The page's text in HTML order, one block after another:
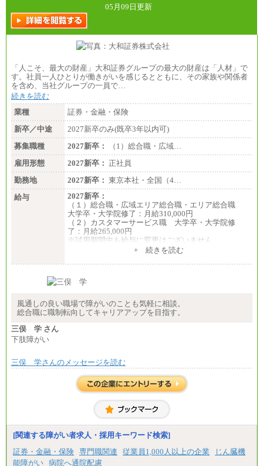
05月09日更新
「人こそ、最大の財産」大和証券グループの最大の財産は「人材」で
す。社員一人ひとりが働きがいを感じるとともに、その家族や関係者
を含め、当社グループの一員で…
続きを読む
業種
証券・金融・保険
新卒／中途
2027新卒のみ(既卒3年以内可)
募集職種
2027新卒：
（1）総合職・広域…
雇用形態
2027新卒： 正社員
勤務地
2027新卒： 東京本社・全国（4…
給与
2027新卒：
（１）総合職・広域エリア総合職・エリア総合職
大学卒・大学院修了：月給310,000円
（２）カスタマーサービス職 大学卒・大学院修
了：月給265,000円
※試用期間中も給与に変更はございません
+ 続きを読む
風通しの良い職場で障がいのことも気軽に相談。
総合職に職制転向してキャリアアップを目指す。
三俣 学 さん
下肢障がい
三俣 学さんのメッセージを読む
[関連する障がい者求人・採用キーワード検索]
証券・金融・保険 専門職関連 従業員1,000人以上の企業
じん臓機
能障がい 病院へ通院配慮